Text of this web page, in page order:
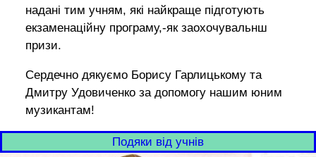
надані тим учням, які найкраще підготують
екзаменаційну програму,-як заохочувальнш
призи.
Сердечно дякуємо Борису Гарлицькому та
Дмитру Удовиченко за допомогу нашим юним
музикантам!
Подяки вiд учнiв